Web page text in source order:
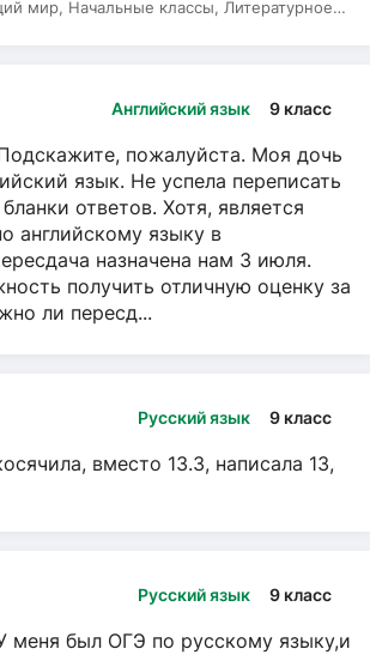
мир, Начальные классы, Литературное
Английский язык 9 класс
пожалуйста. Моя дочь
язык. Не успела переписать
ответов. Хотя, является
английскому языку в
назначена нам 3 июля.
получить отличную оценку за
ли пересд...
Русский язык 9 класс
вместо 13.3, написала 13,
Русский язык 9 класс
меня был ОГЭ по русскому языку,и